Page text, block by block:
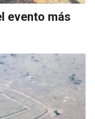
evento más